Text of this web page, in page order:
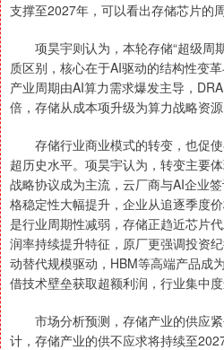
支撑至2027年，可以看出存储芯片的
项昊宇则认为，本轮存储“超级周
质区别，核心在于AI驱动的结构性变
产业周期由AI算力需求爆发主导，
倍，存储从成本项升级为算力战略资源
存储行业商业模式的转变，也促使
超历史水平。项昊宇认为，转变主要
战略协议成为主流，云厂商与AI企业
格稳定性大幅提升，企业从追逐季度
是行业周期性减弱，存储正趋近芯片
润率持续提升特征，原厂更强调投资
动替代规模驱动，HBM等高端产品成
借技术壁垒获取超额利润，行业集中度
市场分析预测，存储产业的供应紧
计，存储产业的供不应求将持续至